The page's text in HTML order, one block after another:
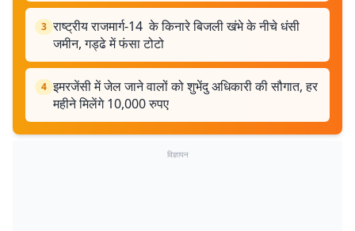
3 राष्ट्रीय राजमार्ग-14 के किनारे बिजली खंभे के नीचे धंसी
जमीन, गड्ढे में फंसा टोटो
4 इमरजेंसी में जेल जाने वालों को शुभेंदु अधिकारी की सौगात, हर
महीने मिलेंगे 10,000 रुपए
विज्ञापन